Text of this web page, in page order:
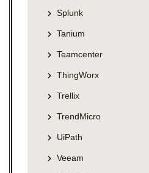
Splunk
Tanium
Teamcenter
ThingWorx
Trellix
TrendMicro
UiPath
Veeam